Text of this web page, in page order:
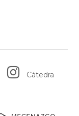
Cátedra